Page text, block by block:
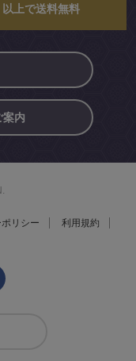
上で送料無料
案内
リシー
利用規約